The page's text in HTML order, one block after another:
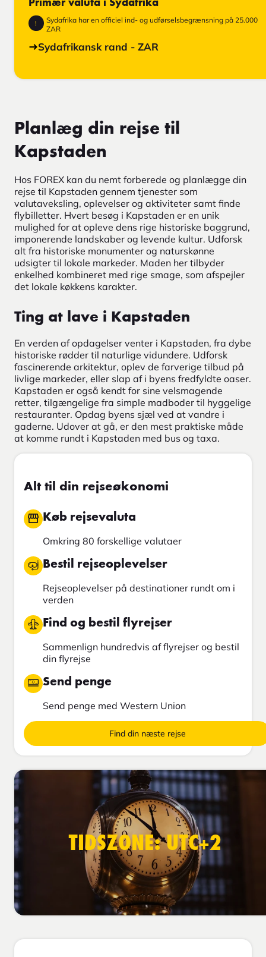
Primær valuta i Sydafrika
!
Sydafrika har en officiel ind- og udførselsbegrænsning på 25.000
ZAR
Sydafrikansk rand - ZAR
Planlæg din rejse til
Kapstaden
Hos FOREX kan du nemt forberede og planlægge din
rejse til Kapstaden gennem tjenester som
valutaveksling, oplevelser og aktiviteter samt finde
flybilletter. Hvert besøg i Kapstaden er en unik
mulighed for at opleve dens rige historiske baggrund,
imponerende landskaber og levende kultur. Udforsk
alt fra historiske monumenter og naturskønne
udsigter til lokale markeder. Maden her tilbyder
enkelhed kombineret med rige smage, som afspejler
det lokale køkkens karakter.
Ting at lave i Kapstaden
En verden af opdagelser venter i Kapstaden, fra dybe
historiske rødder til naturlige vidundere. Udforsk
fascinerende arkitektur, oplev de farverige tilbud på
livlige markeder, eller slap af i byens fredfyldte oaser.
Kapstaden er også kendt for sine velsmagende
retter, tilgængelige fra simple madboder til hyggelige
restauranter. Opdag byens sjæl ved at vandre i
gaderne. Udover at gå, er den mest praktiske måde
at komme rundt i Kapstaden med bus og taxa.
Alt til din rejseøkonomi
Køb rejsevaluta
Omkring 80 forskellige valutaer
Bestil rejseoplevelser
Rejseoplevelser på destinationer rundt om i
verden
Find og bestil flyrejser
Sammenlign hundredvis af flyrejser og bestil
din flyrejse
Send penge
Send penge med Western Union
Find din næste rejse
TIDSZONE: UTC+2